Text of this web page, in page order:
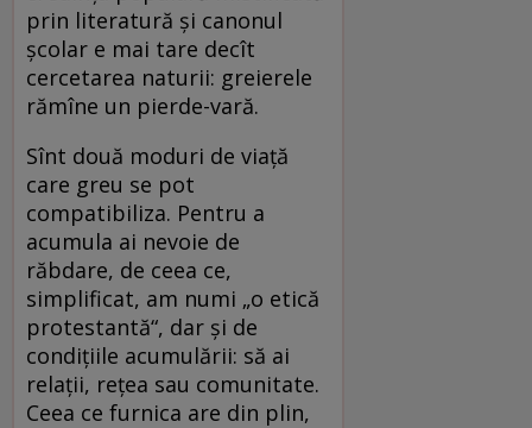
prin literatură și canonul
școlar e mai tare decît
cercetarea naturii: greierele
rămîne un pierde-vară.
Sînt două moduri de viață
care greu se pot
compatibiliza. Pentru a
acumula ai nevoie de
răbdare, de ceea ce,
simplificat, am numi „o etică
protestantă“, dar și de
condițiile acumulării: să ai
relații, rețea sau comunitate.
Ceea ce furnica are din plin,